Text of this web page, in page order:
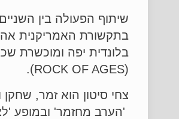
שיתוף הפעולה בין
בתקשורת האמריקנית
(ROCK OF AGES).
צחי סיטון הוא זמר,
'הערב מחזמר' ובמופע